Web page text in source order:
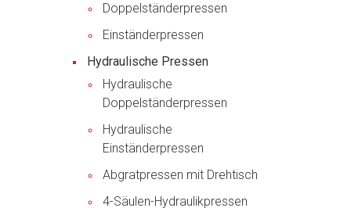
Doppelständerpressen
Einständerpressen
Hydraulische Pressen
Hydraulische
Doppelständerpressen
Hydraulische
Einständerpressen
Abgratpressen mit Drehtisch
4-Säulen-Hydraulikpressen